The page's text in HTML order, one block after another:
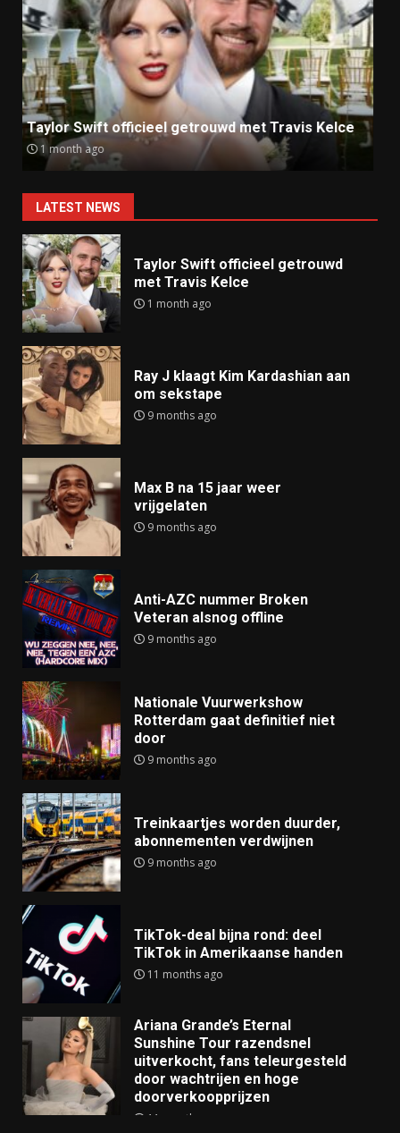
Ray J klaagt Kim Kardashian aan om sekstape
9 months ago
LATEST NEWS
Taylor Swift officieel getrouwd
met Travis Kelce
1 month ago
Ray J klaagt Kim Kardashian aan
om sekstape
9 months ago
Max B na 15 jaar weer
vrijgelaten
9 months ago
Anti-AZC nummer Broken
Veteran alsnog offline
9 months ago
Nationale Vuurwerkshow
Rotterdam gaat definitief niet
door
9 months ago
Treinkaartjes worden duurder,
abonnementen verdwijnen
9 months ago
TikTok-deal bijna rond: deel
TikTok in Amerikaanse handen
11 months ago
Ariana Grande’s Eternal
Sunshine Tour razendsnel
uitverkocht, fans teleurgesteld
door wachtrijen en hoge
doorverkoopprijzen
11 months ago